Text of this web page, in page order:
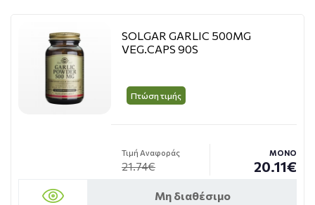
SOLGAR GARLIC 500MG
VEG.CAPS 90S
Πτώση τιμής
Τιμή Αναφοράς
21.74€
ΜΟΝΟ
20.11€
Μη διαθέσιμο